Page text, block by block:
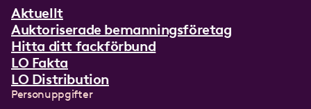
Aktuellt
Auktoriserade bemanningsföretag
Hitta ditt fackförbund
LO Fakta
LO Distribution
Personuppgifter